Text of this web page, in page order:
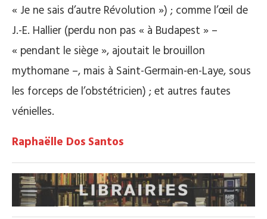
« Je ne sais d’autre Révolution ») ; comme l’œil de
J.-E. Hallier (perdu non pas « à Budapest » –
« pendant le siège », ajoutait le brouillon
mythomane –, mais à Saint-Germain-en-Laye, sous
les forceps de l’obstétricien) ; et autres fautes
vénielles.
Raphaëlle Dos Santos